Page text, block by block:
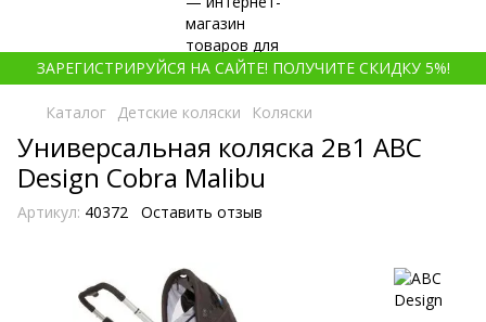
ЗАРЕГИСТРИРУЙСЯ НА САЙТЕ! ПОЛУЧИТЕ СКИДКУ 5%!
Каталог Детские коляски Коляски
Универсальная коляска 2в1 ABC
Design Cobra Malibu
Артикул: 40372 Оставить отзыв